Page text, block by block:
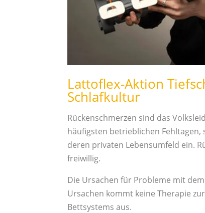
Lattoflex-Aktion
Schlafkultur
Rückenschmerzen sind das
häufigsten betrieblichen
deren privaten Lebensumfeld ein.
freiwillig.
Die Ursachen für Probleme mit
Ursachen kommt keine Therapie
Bettsystems aus.